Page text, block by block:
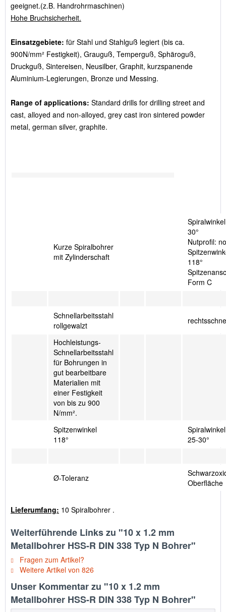
geeignet.(z.B. Handrohrmaschinen)
Hohe Bruchsicherheit.
Einsatzgebiete: für Stahl und Stahlguß legiert (bis ca.
900N/mm² Festigkeit), Grauguß, Temperguß, Sphäroguß,
Druckguß, Sintereisen, Neusilber, Graphit, kurzspanende
Aluminium-Legierungen, Bronze und Messing.
Range of applications: Standard drills for drilling street and
cast, alloyed and non-alloyed, grey cast iron sintered powder
metal, german silver, graphite.
Kurze Spiralbohrer
mit Zylinderschaft
30°
Nutprofil:
118°
Form C
Schnellarbeitsstahl
rollgewalzt
Hochleistungs-
Schnellarbeitsstahl
für Bohrungen in
gut bearbeitbare
Materialien mit
einer Festigkeit
von bis zu 900
N/mm².
Spitzenwinkel
118°
Spiralwinkel
25-30°
Ø-Toleranz
Oberfläche
Lieferumfang: 10 Spiralbohrer .
Weiterführende Links zu "10 x 1.2 mm
Metallbohrer HSS-R DIN 338 Typ N Bohrer"
Fragen zum Artikel?
Weitere Artikel von 826
Unser Kommentar zu "10 x 1.2 mm
Metallbohrer HSS-R DIN 338 Typ N Bohrer"